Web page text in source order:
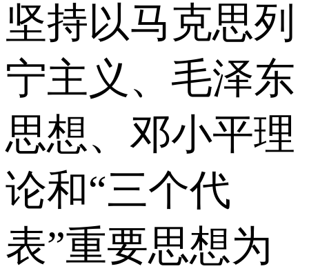
坚持以马克思列
宁主义、毛泽东
思想、邓小平理
论和“三个代
表”重要思想为